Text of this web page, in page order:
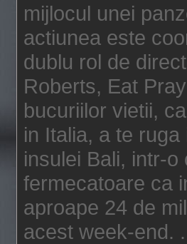
mijlocul unei
actiunea este
dublu rol de
Roberts, Eat
bucuriilor vietii,
in Italia, a te
insulei Bali, intr-
fermecatoare ca
aproape 24 de
acest week-end.